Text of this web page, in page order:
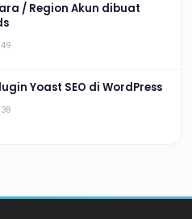
/ Region Akun dibuat
Yoast SEO di WordPress